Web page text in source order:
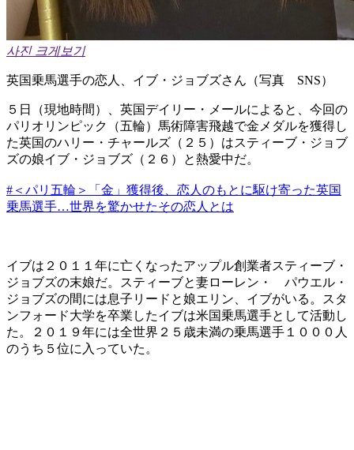
사진 크게보기
英国乗馬選手の恋人、イブ・ジョブズさん（写真 SNS）
５日（現地時間）、英国デイリー・メールによると、今回の
パリオリンピック（五輪）馬術障害飛越で金メダルを獲得し
た英国のハリー・チャールズ（２５）はスティーブ・ジョブ
ズの娘イブ・ジョブズ（２６）と熱愛中だ。
#＜パリ五輪＞「金」獲得後、恋人のもとに駆け寄った英国
乗馬選手…世界を驚かせたその恋人とは
イブは２０１１年に亡くなったアップル創業者スティーブ・
ジョブズの末娘だ。スティーブと妻ローレン・ パウエル・
ジョブズの間には息子リードと娘エリン、イブがいる。スタ
ンフォード大学を卒業したイブは米国乗馬選手として活動し
た。２０１９年には全世界２５歳未満の乗馬選手１０００人
のうち５位に入っていた。